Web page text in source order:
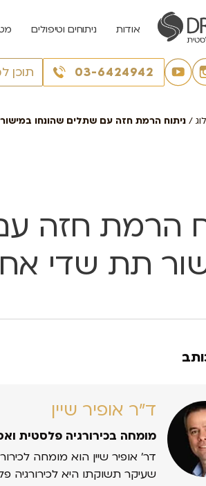
אודות ניתוחים וטיפולים
03-6424942 תוכן
/ ניתוח הרמת חזה עם שתלים שהונחו
הרמת חזה
תת שדי
ד״ר אופיר שיין
מומחה בכירורגיה פלסטית
דר’ אופיר שיין הוא מומחה
שעיקר תשוקתו היא לכירורגיה